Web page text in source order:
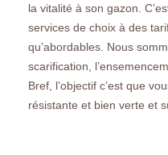
la vitalité à son gazon.
services de choix à des
qu’abordables. Nous
scarification,
Bref, l’objectif c’est que
résistante et bien verte et